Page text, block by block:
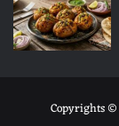
Copyrights ©